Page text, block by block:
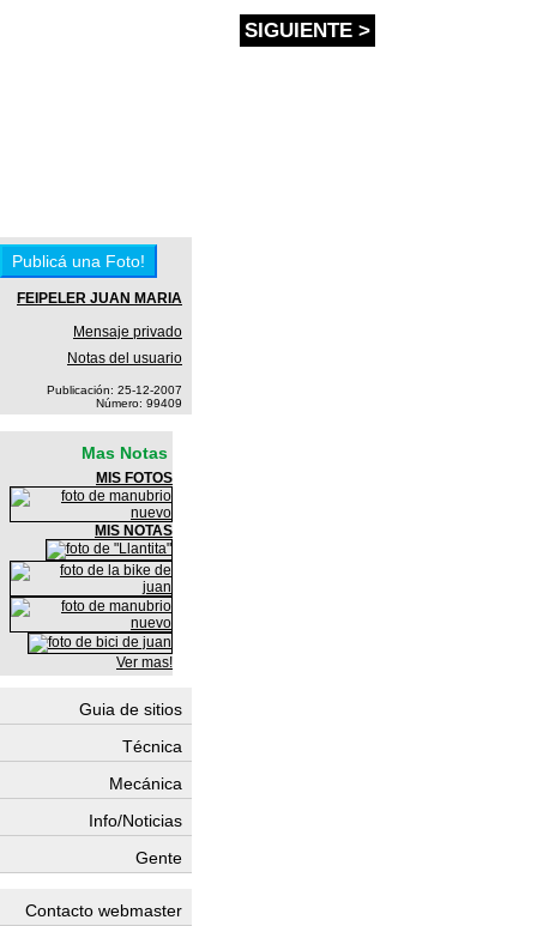
SIGUIENTE >
FEIPELER JUAN MARIA
Mensaje privado
Notas del usuario
Publicación: 25-12-2007
Número: 99409
Mas Notas
MIS FOTOS
MIS NOTAS
Ver mas!
Guia de sitios
Técnica
Mecánica
Info/Noticias
Gente
Contacto webmaster